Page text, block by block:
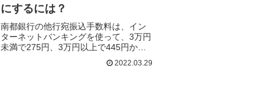
にするには？
南都銀行の他行宛振込手数料は、イン
ターネットバンキングを使って、3万円
未満で275円、3万円以上で445円かか
ります。わずか数百円とはいえ、毎月3
万円を振込するだけで、年間5,340円も
2022.03.29